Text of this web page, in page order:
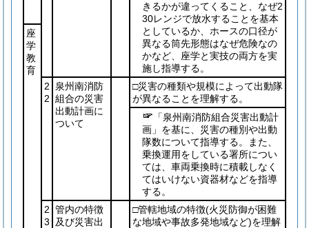
きるかが違ってくること、なぜ2
30レンジで放水することを基本
としているか、ホースの口径が
異なる筒先形態はなぜ危険なの
かなど、座学と実技の両方を実
施し指導する。
座
学
教
育
2
2
泉州南消防
組合の災害
出動計画に
ついて
□災害の種類や規模によって出動隊
が異なることを理解する。
「泉州南消防組合災害出動計
画」を基に、災害の種別や出動
隊数について指導する。また、
乗換運用をしている署所につい
ては、車両乗換時に積載しなく
てはいけない資器材などを指導
する。
2
3
管内の特徴
及び災害出
□管轄地域の特徴(火災防御が困難
な地域や事故多発地域など)を理解